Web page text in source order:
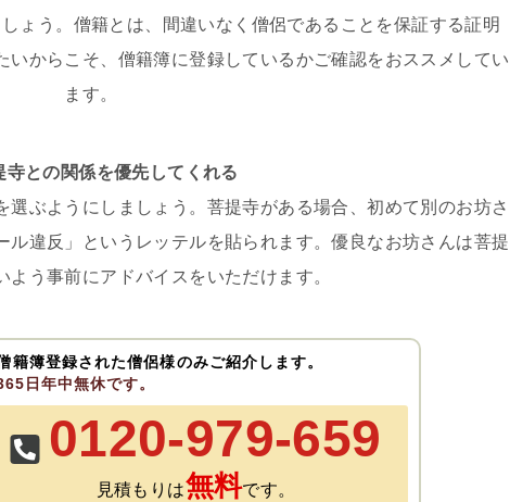
ょう。僧籍とは、間違いなく僧侶であることを保証する証明
からこそ、僧籍簿に登録しているかご確認をおススメしてい
ます。
寺との関係を優先してくれる
ぶようにしましょう。菩提寺がある場合、初めて別のお坊さ
ル違反」というレッテルを貼られます。優良なお坊さんは菩提
よう事前にアドバイスをいただけます。
籍簿登録された僧侶様のみご紹介します。
日年中無休です。
0120-979-659
見積もりは無料です。